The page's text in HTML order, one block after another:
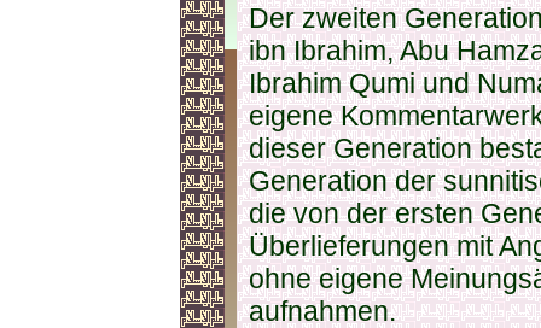
Der zweiten
ibn Ibrahim, Abu
Ibrahim Qumi und
eigene
dieser Generation
Generation der
die von der ersten
Überlieferungen mit
ohne eigene
aufnahmen.